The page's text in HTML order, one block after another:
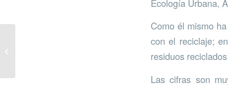
Ecología Urbana,
Como él mismo
con el reciclaje;
residuos
Las cifras son